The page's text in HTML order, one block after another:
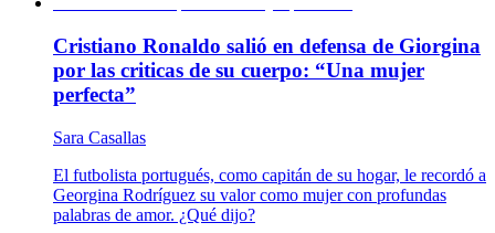
Cristiano Ronaldo salió en defensa de Giorgina
por las criticas de su cuerpo: “Una mujer
perfecta”
Sara Casallas
El futbolista portugués, como capitán de su hogar, le recordó a
Georgina Rodríguez su valor como mujer con profundas
palabras de amor. ¿Qué dijo?